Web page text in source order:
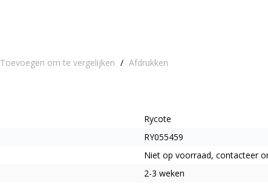
Toevoegen om te vergelijken / Afdrukken
Rycote
RY055459
Niet op voorraad, contacteer
2-3 weken